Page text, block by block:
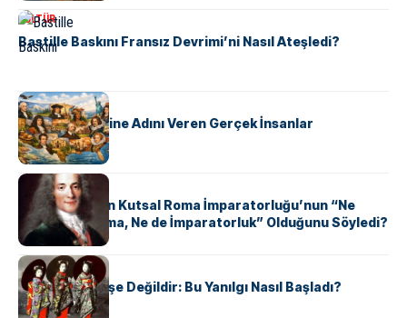
KÜLTÜR
Bastille Baskını Fransız Devrimi’ni Nasıl Ateşledi?
KÜLTÜR
ABD Eyaletlerine Adını Veren Gerçek İnsanlar
KÜLTÜR
Voltaire Neden Kutsal Roma İmparatorluğu’nun “Ne
Kutsal, Ne Roma, Ne de İmparatorluk” Olduğunu Söyledi?
KÜLTÜR
Geyşalar Fahişe Değildir: Bu Yanılgı Nasıl Başladı?